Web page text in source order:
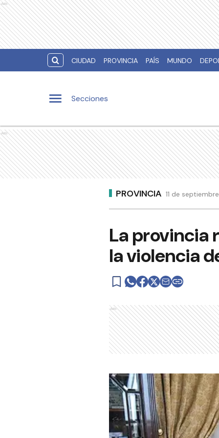
Ads
CIUDAD PROVINCIA PAÍS MUNDO
Secciones
Ads
PROVINCIA 11 de
La provincia
la violencia
Ads